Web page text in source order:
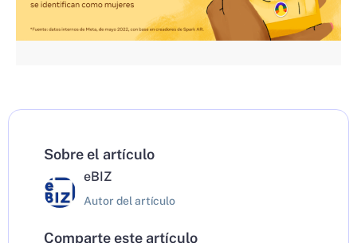
Sobre el artículo
eBIZ
Autor del artículo
Comparte este artículo